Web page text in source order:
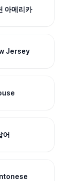
아메리카
Jersey
어